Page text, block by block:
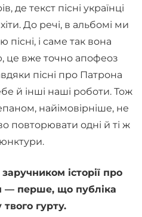
де текст пісні українці
До речі, в альбомі ми
і саме так вона
це вже точно апофеоз
пісні про Патрона
й інші наші роботи. Тож
найімовірніше, не
повторювати одні й ті ж
історії про
— перше, що публіка
гурту.